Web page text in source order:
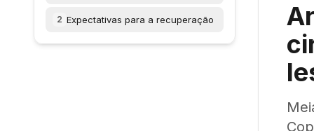
2 Expectativas para a recuperação